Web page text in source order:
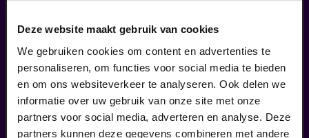
Deze website maakt gebruik van cookies
We gebruiken cookies om content en advertenties te
personaliseren, om functies voor social media te bieden
en om ons websiteverkeer te analyseren. Ook delen we
informatie over uw gebruik van onze site met onze
partners voor social media, adverteren en analyse. Deze
partners kunnen deze gegevens combineren met andere
Passiespelen Tegelen
Kruisig mij